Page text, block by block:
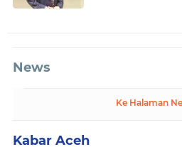
News
Ke Halaman
Kabar Aceh